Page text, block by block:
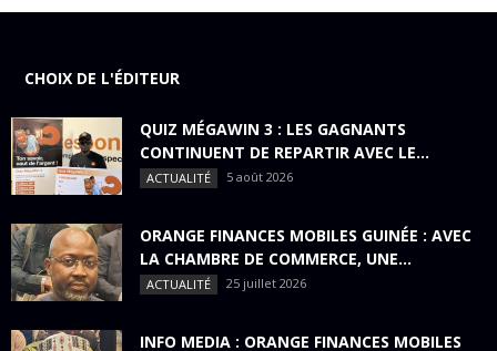
CHOIX DE L'ÉDITEUR
QUIZ MÉGAWIN 3 : LES GAGNANTS
CONTINUENT DE REPARTIR AVEC LE...
ACTUALITÉ 5 août 2026
ORANGE FINANCES MOBILES GUINÉE : AVEC
LA CHAMBRE DE COMMERCE, UNE...
ACTUALITÉ 25 juillet 2026
INFO MEDIA : ORANGE FINANCES MOBILES